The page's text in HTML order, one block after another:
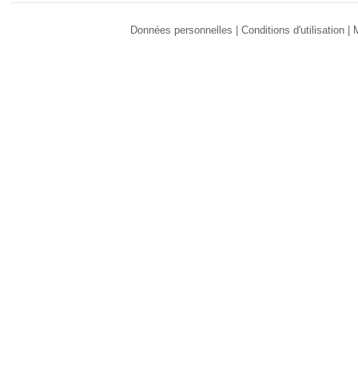
Données personnelles Conditions d'utilisation|